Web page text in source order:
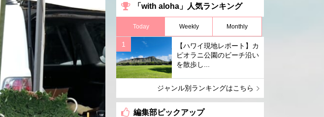
ー
「with aloha」人気ランキング
Today Weekly Monthly
【ハワイ現地レポート】カ
ピオラニ公園のビーチ沿い
を散歩し...
ジャンル別ランキングはこちら
編集部ピックアップ